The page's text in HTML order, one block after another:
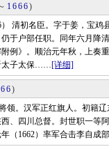
1666)
初名臣。字于姜，宝鸡
仍于户部任职。同年六月
例》。顺治元年秋，上奏
太子太保……[详细]
)
。汉军正红旗人。初籍辽
、四川总督。封世职一等
（1662）率军合击李自